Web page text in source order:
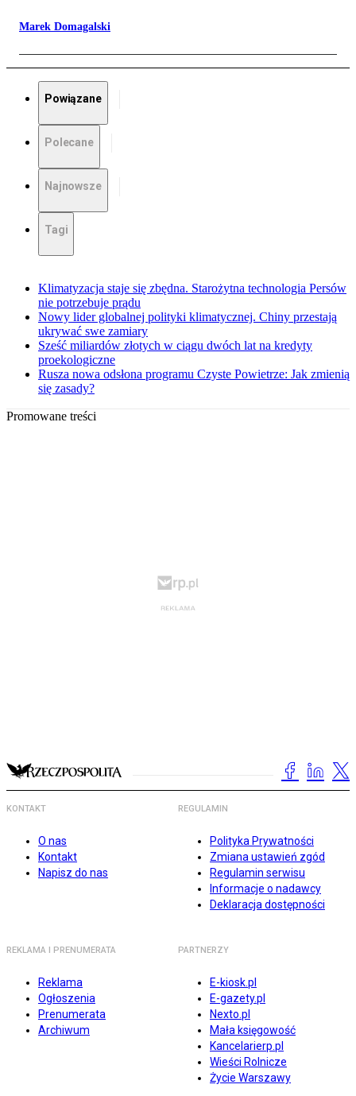
Marek Domagalski
Powiązane
Polecane
Najnowsze
Tagi
Klimatyzacja staje się zbędna. Starożytna technologia Persów
nie potrzebuje prądu
Nowy lider globalnej polityki klimatycznej. Chiny przestają
ukrywać swe zamiary
Sześć miliardów złotych w ciągu dwóch lat na kredyty
proekologiczne
Rusza nowa odsłona programu Czyste Powietrze: Jak zmienią
się zasady?
Promowane treści
KONTAKT
O nas
Kontakt
Napisz do nas
REGULAMIN
Polityka Prywatności
Zmiana ustawień zgód
Regulamin serwisu
Informacje o nadawcy
Deklaracja dostępności
REKLAMA I PRENUMERATA
Reklama
Ogłoszenia
Prenumerata
Archiwum
PARTNERZY
E-kiosk.pl
E-gazety.pl
Nexto.pl
Mała księgowość
Kancelarierp.pl
Wieści Rolnicze
Życie Warszawy